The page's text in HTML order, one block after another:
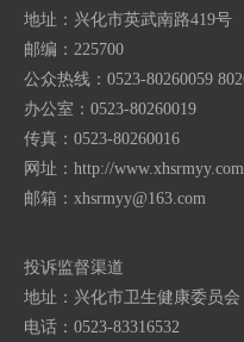
地址：兴化市英武南路419号
邮编：225700
公众热线：0523-80260059
办公室：0523-80260019
传真：0523-80260016
网址：http://
邮箱： xhsrmyy@163.com
投诉监督渠道
地址：兴化市卫生健康委员会
电话：0523-83316532